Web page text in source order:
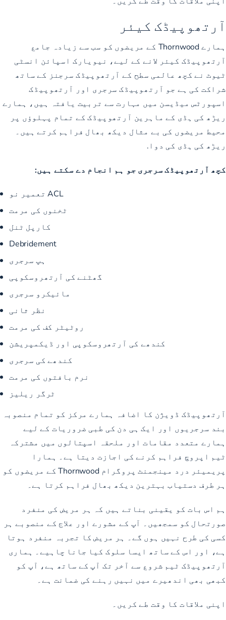
آرتھوپیڈک کیئر
ہمارے Thornwood کے مریضوں کو سب سے زیادہ جامع
آرتھوپیڈک کیئر لانے کے لیے، نیویارک اسپائن انسٹی
ٹیوٹ نے کچھ عالمی سطح کے آرتھوپیڈک سرجنز کے ساتھ
شراکت کی ہے جو آرتھوپیڈک سرجری اور آرتھوپیڈک
اسپورٹس میڈیسن میں مہارت سے تربیت یافتہ ہیں، ہمارے
ریڑھ کی ہڈی کے ماہرین آرتھوپیڈک کے تمام پہلوؤں پر
محیط مریضوں کی بے مثال دیکھ بھال فراہم کرتے ہیں۔
ریڑھ کی ہڈی کی دوا.
کچھ آرتھوپیڈک سرجری جو ہم انجام دے سکتے ہیں:
ACL تعمیر نو
ٹخنوں کی مرمت
کارپل ٹنل
Debridement
ہپ سرجری
گھٹنے کی آرتھروسکوپی
مائیکرو سرجری
نظر ثانی
روٹیٹر کف کی مرمت
کندھے کی آرتھروسکوپی اور ڈیکمپریشن
کندھے کی سرجری
نرم بافتوں کی مرمت
ٹرگر ریلیز
آرتھوپیڈک ڈویژن کا اضافہ ہمارے مرکز کو تمام منصوبہ
بند سرجریوں اور ایک ہی دن کی طبی ضروریات کے لیے
ہمارے متعدد مقامات اور ملحقہ اسپتالوں میں مشترکہ
ٹیم اپروچ فراہم کرنے کی اجازت دیتا ہے۔ ہمارا
پریمیئر درد مینجمنٹ پروگرام Thornwood کے مریضوں کو
ہر طرف دستیاب بہترین دیکھ بھال فراہم کرتا ہے۔
ہم اس بات کو یقینی بناتے ہیں کہ ہر مریض کی منفرد
صورتحال کو سمجھیں۔ آپ کے مشورے اور علاج کے منصوبے ہر
کسی کی طرح نہیں ہوں گے۔ ہر مریض کا تجربہ منفرد ہوتا
ہے، اور اس کے ساتھ ایسا سلوک کیا جانا چاہیے۔ ہماری
آرتھوپیڈک ٹیم شروع سے آخر تک آپ کے ساتھ ہے، آپ کو
کبھی بھی اندھیرے میں نہیں رہنے کی ضمانت ہے۔
اپنی ملاقات کا وقت طے کریں۔